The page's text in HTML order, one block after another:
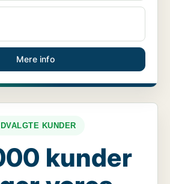
Mere info
KUNDER
kunder